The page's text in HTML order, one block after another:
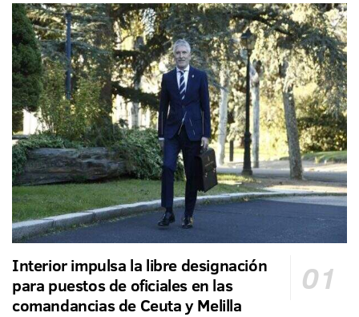
Interior impulsa la libre designación
para puestos de oficiales en las
comandancias de Ceuta y Melilla